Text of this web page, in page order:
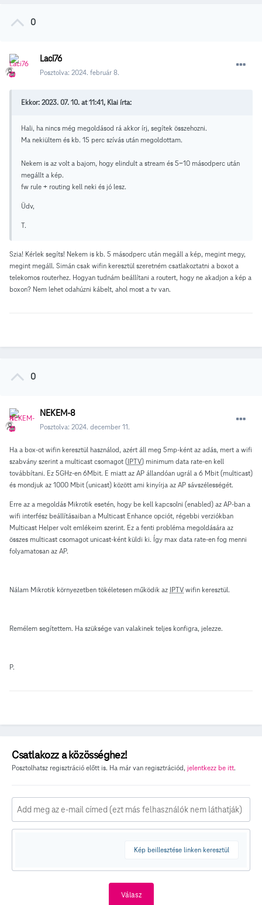
0
Laci76
Posztolva: 2024. február 8.
Ekkor: 2023. 07. 10. at 11:41, Klai írta:
Hali, ha nincs még megoldásod rá akkor írj, segítek összehozni.
Ma nekiültem és kb. 15 perc szívás után megoldottam.
Nekem is az volt a bajom, hogy elindult a stream és 5-10 másodperc után
megállt a kép.
fw rule + routing kell neki és jó lesz.
Üdv,
T.
Szia! Kérlek segíts! Nekem is kb. 5 másodperc után megáll a kép, megint megy,
megint megáll. Simán csak wifin keresztül szeretném csatlakoztatni a boxot a
telekomos routerhez. Hogyan tudnám beállítani a routert, hogy ne akadjon a kép a
boxon? Nem lehet odahúzni kábelt, ahol most a tv van.
0
NEKEM-8
Posztolva: 2024. december 11.
Ha a box-ot wifin keresztül használod, azért áll meg 5mp-ként az adás, mert a wifi
szabvány szerint a multicast csomagot (IPTV) minimum data rate-en kell
továbbítani. Ez 5GHz-en 6Mbit. E miatt az AP állandóan ugrál a 6 Mbit (multicast)
és mondjuk az 1000 Mbit (unicast) között ami kinyírja az AP sávszélességét.
Erre az a megoldás Mikrotik esetén, hogy be kell kapcsolni (enabled) az AP-ban a
wifi interfész beállításaiban a Multicast Enhance opciót, régebbi verziókban
Multicast Helper volt emlékeim szerint. Ez a fenti probléma megoldására az
összes multicast csomagot unicast-ként küldi ki. Így max data rate-en fog menni
folyamatosan az AP.
Nálam Mikrotik környezetben tökéletesen működik az IPTV wifin keresztül.
Remélem segítettem. Ha szüksége van valakinek teljes konfigra, jelezze.
P.
Csatlakozz a közösséghez!
Posztolhatsz regisztráció előtt is. Ha már van regisztrációd, jelentkezz be itt.
Kép beillesztése linken keresztül
Válasz